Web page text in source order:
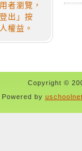
者瀏覽，
出」按
權益。
Copyright ©
Powered by